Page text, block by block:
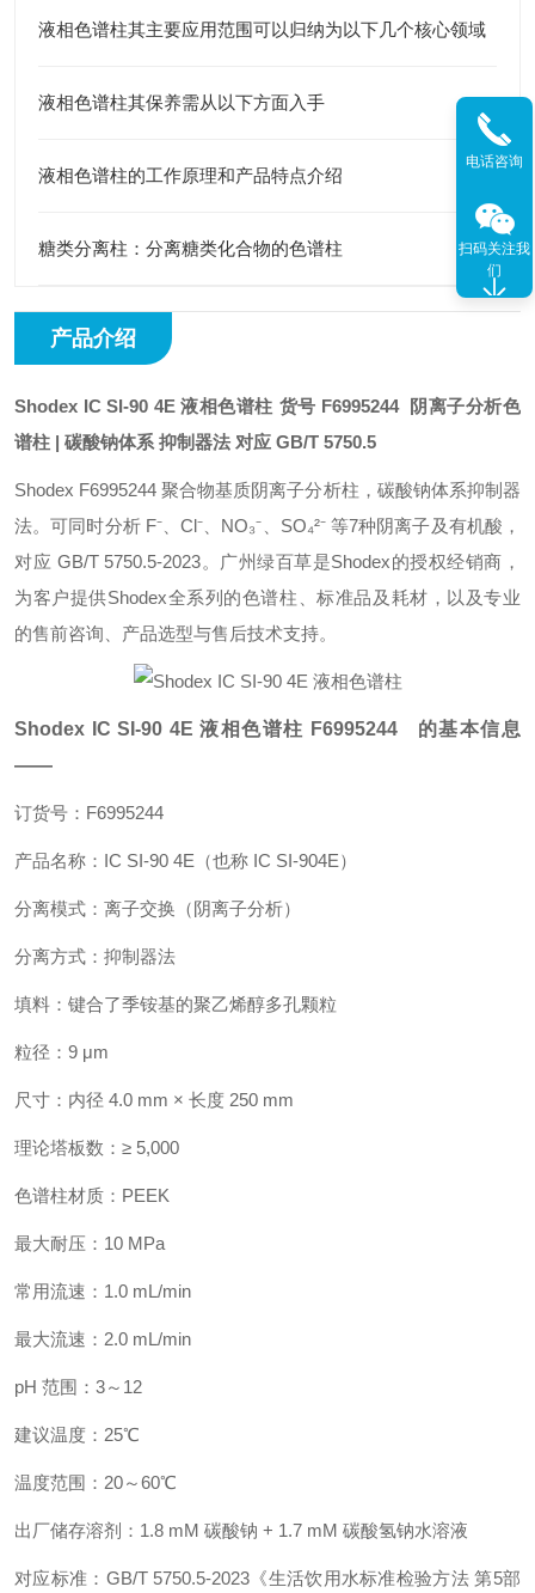
液相色谱柱其主要应用范围可以归纳为以下几个核心领域
液相色谱柱其保养需从以下方面入手
液相色谱柱的工作原理和产品特点介绍
糖类分离柱：分离糖类化合物的色谱柱
产品介绍
Shodex IC SI-90 4E 液相色谱柱 货号 F6995244
阴离子分析色
谱柱 | 碳酸钠体系 抑制器法 对应 GB/T 5750.5
Shodex F6995244 聚合物基质阴离子分析柱，碳酸钠体系抑制器
法。可同时分析 F⁻、Cl⁻、NO₃⁻、SO₄²⁻ 等7种阴离子及有机酸，
对应 GB/T 5750.5-2023。广州绿百草是Shodex的授权经销商，
为客户提供Shodex全系列的色谱柱、标准品及耗材，以及专业
的售前咨询、产品选型与售后技术支持。
Shodex IC SI-90 4E 液相色谱柱 F6995244 的基本信息
——
订货号： F6995244
产品名称： IC SI-90 4E（也称 IC SI-904E）
分离模式： 离子交换（阴离子分析）
分离方式： 抑制器法
填料： 键合了季铵基的聚乙烯醇多孔颗粒
粒径： 9 μm
尺寸： 内径 4.0 mm × 长度 250 mm
理论塔板数： ≥ 5,000
色谱柱材质： PEEK
最大耐压： 10 MPa
常用流速： 1.0 mL/min
最大流速： 2.0 mL/min
pH 范围： 3～12
建议温度： 25℃
温度范围： 20～60℃
出厂储存溶剂： 1.8 mM 碳酸钠 + 1.7 mM 碳酸氢钠水溶液
对应标准： GB/T 5750.5-2023《生活饮用水标准检验方法 第5部
电话咨询
扫码关注我
们